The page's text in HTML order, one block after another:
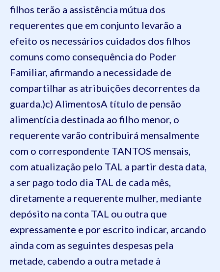
filhos terão a assistência mútua dos
requerentes que em conjunto levarão a
efeito os necessários cuidados dos filhos
comuns como consequência do Poder
Familiar, afirmando a necessidade de
compartilhar as atribuições decorrentes da
guarda.)c) AlimentosA título de pensão
alimentícia destinada ao filho menor, o
requerente varão contribuirá mensalmente
com o correspondente TANTOS mensais,
com atualização pelo TAL a partir desta data,
a ser pago todo dia TAL de cada mês,
diretamente a requerente mulher, mediante
depósito na conta TAL ou outra que
expressamente e por escrito indicar, arcando
ainda com as seguintes despesas pela
metade, cabendo a outra metade à